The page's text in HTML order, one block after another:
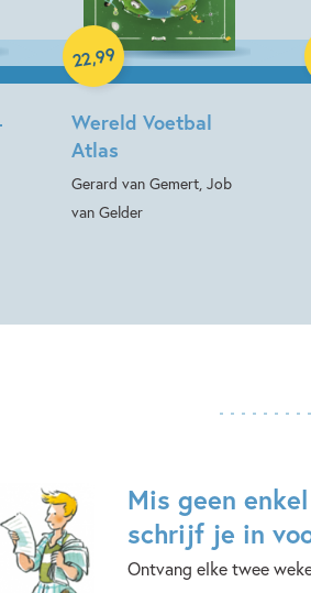
Wereld Voetbal
Atlas
Gerard van Gemert, Job
van Gelder
22,99
Hardcover
Mis geen
schrijf je in
Ontvang elke twee